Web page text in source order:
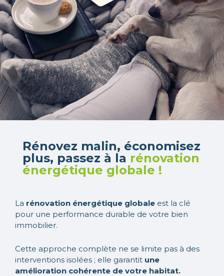
Rénovez malin, économisez
plus, passez à la rénovation
énergétique globale !
La rénovation énergétique globale est la clé
pour une performance durable de votre bien
immobilier.
Cette approche complète ne se limite pas à des
interventions isolées ; elle garantit une
amélioration cohérente de votre habitat.